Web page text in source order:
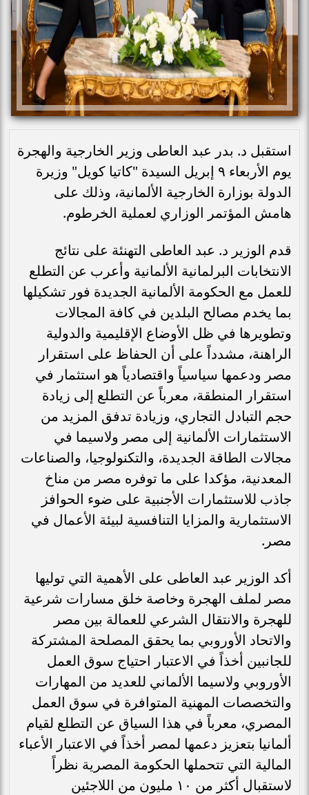
استقبل د. بدر عبد العاطى وزير الخارجية والهجرة
يوم الأربعاء ٩ إبريل السيدة "كاتيا كويل" وزيرة
الدولة بوزارة الخارجية الألمانية، وذلك على
هامش المؤتمر الوزاري لعملية الخرطوم.
قدم الوزير د. عبد العاطى التهنئة على نتائج
الانتخابات البرلمانية الألمانية وأعرب عن التطلع
للعمل مع الحكومة الألمانية الجديدة فور تشكيلها
بما يخدم مصالح البلدين في كافة المجالات
وتطويرها في ظل الأوضاع الإقليمية والدولية
الراهنة، مشدداً على أن الحفاظ على استقرار
مصر ودعمها سياسياً واقتصادياً هو استثمار في
استقرار المنطقة، معرباً عن التطلع إلى زيادة
حجم التبادل التجاري، وزيادة تدفق المزيد من
الاستثمارات الألمانية إلى مصر ولاسيما في
مجالات الطاقة الجديدة، والتكنولوجيا، والصناعات
المعدنية، مؤكدا على ما توفره مصر من مناخ
جاذب للاستثمارات الأجنبية على ضوء الحوافز
الاستثمارية والمزايا التنافسية لبيئة الأعمال في
مصر.
أكد الوزير عبد العاطى على الأهمية التي توليها
مصر لملف الهجرة وخاصة خلق مسارات شرعية
للهجرة والانتقال الشرعي للعمالة بين مصر
والاتحاد الأوروبي بما يحقق المصلحة المشتركة
للجانبين أخذاً في الاعتبار احتياج سوق العمل
الأوروبي ولاسيما الألماني للعديد من المهارات
والتخصصات المهنية المتوافرة في سوق العمل
المصري، معرباً في هذا السياق عن التطلع لقيام
ألمانيا بتعزيز دعمها لمصر أخذاً في الاعتبار الأعباء
المالية التي تتحملها الحكومة المصرية نظراً
لاستقبال أكثر من ١٠ مليون من اللاجئين